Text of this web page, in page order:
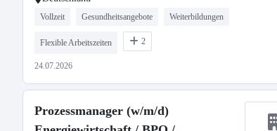
Vollzeit Gesundheitsangebote Weiterbildungen
Flexible Arbeitszeiten 2
24.07.2026
Prozessmanager (w/m/d)